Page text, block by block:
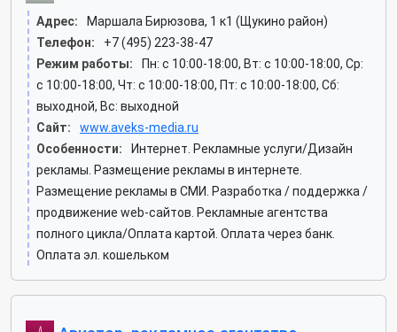
Адрес:
Маршала Бирюзова, 1 к1 (Щукино район)
Телефон:
+7 (495) 223-38-47
Режим работы:
Пн: c 10:00-18:00, Вт: c 10:00-18:00, Ср:
c 10:00-18:00, Чт: c 10:00-18:00, Пт: c 10:00-18:00, Сб:
выходной, Вс: выходной
Сайт:
www.aveks-media.ru
Особенности:
Интернет. Рекламные услуги/Дизайн
рекламы. Размещение рекламы в интернете.
Размещение рекламы в СМИ. Разработка / поддержка /
продвижение web-сайтов. Рекламные агентства
полного цикла/Оплата картой. Оплата через банк.
Оплата эл. кошельком